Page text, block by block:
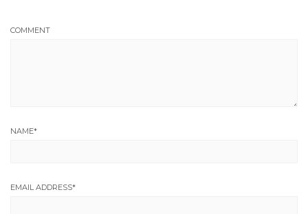
COMMENT
NAME*
EMAIL ADDRESS*